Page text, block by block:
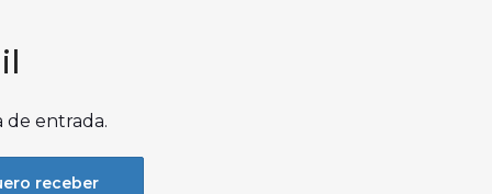
de entrada.
receber